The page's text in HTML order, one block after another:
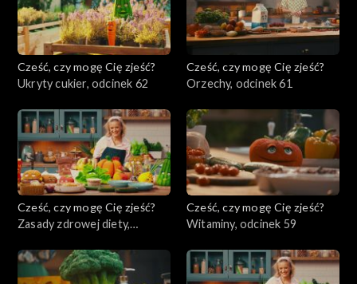
Cześć, czy mogę Cię zjeść?
Ukryty cukier, odcinek 62
Cześć, czy mogę Cię zjeść?
Orzechy, odcinek 61
Cześć, czy mogę Cię zjeść?
Zasady zdrowej diety,
Cześć, czy mogę Cię zjeść?
Witaminy, odcinek 59